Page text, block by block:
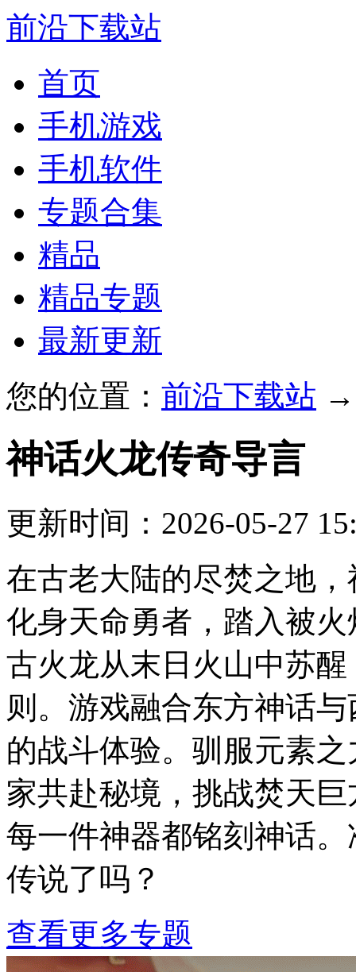
前沿下载站
首页
手机游戏
手机软件
专题合集
精品
精品专题
最新更新
您的位置： 前沿下载站
神话火龙传奇导言
更新时间：2026-05-27
在古老大陆的尽焚之地
化身天命勇者，踏入被
古火龙从末日火山中苏
则。游戏融合东方神话
的战斗体验。驯服元素
家共赴秘境，挑战焚天
每一件神器都铭刻神话
传说了吗？
查看更多专题